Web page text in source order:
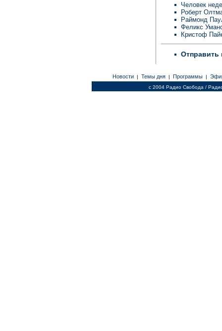
Человек
Роберт
Раймонд
Феликс
Кристоф
Отправить
Новости | Темы дня | Программы |
c 2004 Радио Свобода /